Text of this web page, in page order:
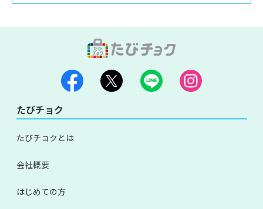
たびチョク
たびチョクとは
会社概要
はじめての方